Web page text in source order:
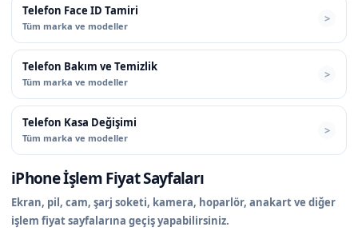
Telefon Face ID Tamiri
Tüm marka ve modeller
Telefon Bakım ve Temizlik
Tüm marka ve modeller
Telefon Kasa Değişimi
Tüm marka ve modeller
iPhone İşlem Fiyat Sayfaları
Ekran, pil, cam, şarj soketi, kamera, hoparlör, anakart ve diğer
işlem fiyat sayfalarına geçiş yapabilirsiniz.